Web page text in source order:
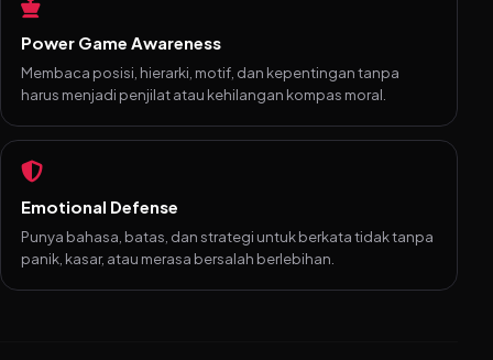
Power Game Awareness
Membaca posisi, hierarki, motif, dan kepentingan tanpa
harus menjadi penjilat atau kehilangan kompas moral.
Emotional Defense
Punya bahasa, batas, dan strategi untuk berkata tidak tanpa
panik, kasar, atau merasa bersalah berlebihan.